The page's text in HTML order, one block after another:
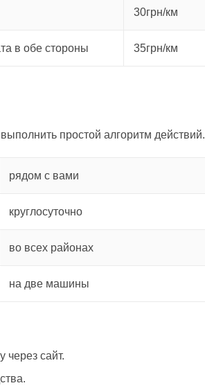
30грн/км
в обе стороны 35грн/км
простой алгоритм действий.
рядом с вами
круглосуточно
во всех районах
на две машины
через сайт.